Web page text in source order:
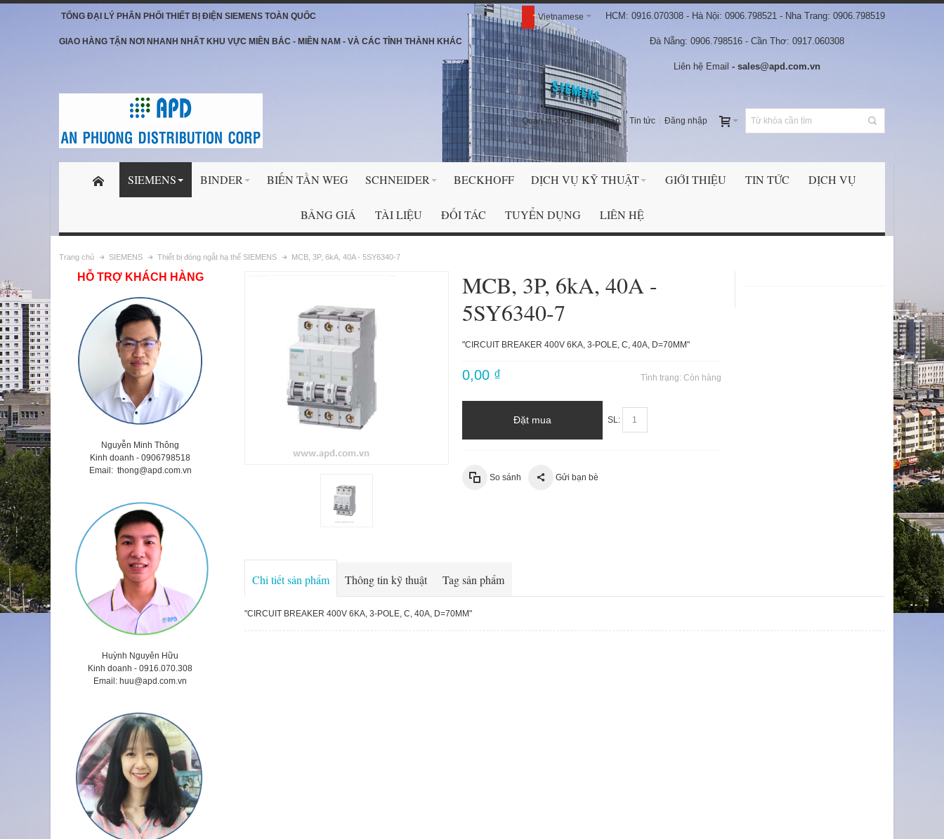
TỔNG ĐẠI LÝ PHÂN PHỐI THIẾT BỊ ĐIỆN SIEMENS TOÀN QUỐC
GIAO HÀNG TẬN NƠI NHANH NHẤT KHU VỰC MIỀN BẮC - MIỀN NAM - VÀ CÁC TỈNH THÀNH KHÁC
HCM: 0916.070308 - Hà Nội: 0906.798521 - Nha Trang: 0906.798519
Đà Nẵng: 0906.798516 - Cần Thơ: 0917.060308
Liên hệ Email - sales@apd.com.vn
Vietnamese
Quản trị shop Tài khoản Tin tức Đăng nhập
SIEMENS BINDER BIẾN TẦN WEG SCHNEIDER BECKHOFF DỊCH VỤ KỸ THUẬT GIỚI THIỆU TIN TỨC DỊCH VỤ
BẢNG GIÁ TÀI LIỆU ĐỐI TÁC TUYỂN DỤNG LIÊN HỆ
Trang chủ SIEMENS Thiết bị đóng ngắt hạ thế SIEMENS MCB, 3P, 6kA, 40A - 5SY6340-7
MCB, 3P, 6kA, 40A -
5SY6340-7
"CIRCUIT BREAKER 400V 6KA, 3-POLE, C, 40A, D=70MM"
Tình trạng:Còn hàng
0,00 ₫
SL:
Đặt mua
So sánh Gửi bạn bè
Chi tiết sản phẩm Thông tin kỹ thuật Tag sản phẩm
"CIRCUIT BREAKER 400V 6KA, 3-POLE, C, 40A, D=70MM"
HỖ TRỢ KHÁCH HÀNG
Nguyễn Minh Thông
Kinh doanh - 0906798518
Email: thong@apd.com.vn
Huỳnh Nguyên Hữu
Kinh doanh -0916.070.308
Email:huu@apd.com.vn